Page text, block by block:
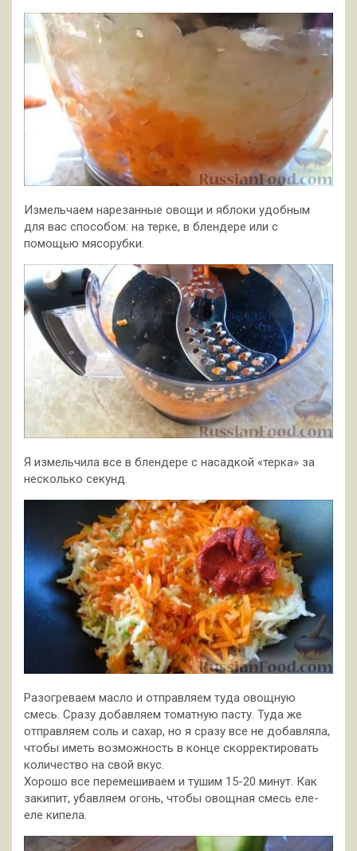
Измельчаем нарезанные овощи и яблоки удобным
для вас способом: на терке, в блендере или с
помощью мясорубки.
Я измельчила все в блендере с насадкой «терка» за
несколько секунд.
Разогреваем масло и отправляем туда овощную
смесь. Сразу добавляем томатную пасту. Туда же
отправляем соль и сахар, но я сразу все не добавляла,
чтобы иметь возможность в конце скорректировать
количество на свой вкус.
Хорошо все перемешиваем и тушим 15-20 минут. Как
закипит, убавляем огонь, чтобы овощная смесь еле-
еле кипела.